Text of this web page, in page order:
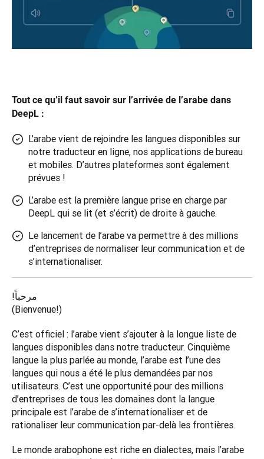
Tout ce qu’il faut savoir sur l’arrivée de l’arabe dans
DeepL :
L’arabe vient de rejoindre les langues disponibles sur
notre traducteur en ligne, nos applications de bureau
et mobiles. D’autres plateformes sont également
prévues !
L’arabe est la première langue prise en charge par
DeepL qui se lit (et s’écrit) de droite à gauche.
Le lancement de l’arabe va permettre à des millions
d’entreprises de normaliser leur communication et de
s’internationaliser.
!مرحباً
(Bienvenue!)
C’est officiel : l’arabe vient s’ajouter à la longue liste de
langues disponibles dans notre traducteur. Cinquième
langue la plus parlée au monde, l’arabe est l’une des
langues qui nous a été le plus demandées par nos
utilisateurs. C’est une opportunité pour des millions
d’entreprises de tous les domaines dont la langue
principale est l’arabe de s’internationaliser et de
rationaliser leur communication par-delà les frontières.
Le monde arabophone est riche en dialectes, mais l’arabe